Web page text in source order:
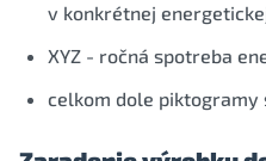
v konkrétnej
XYZ - ročná spotreba
celkom dole